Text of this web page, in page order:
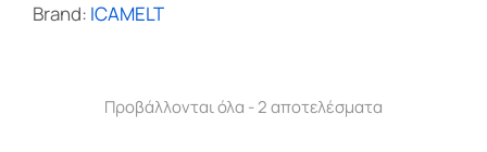
Brand: ICAMELT
Προβάλλονται όλα - 2 αποτελέσματα